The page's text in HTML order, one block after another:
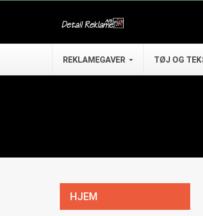
REKLAMEGAVER TØJ OG
HJEM